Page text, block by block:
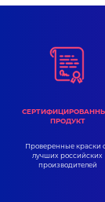
ПРОДУКТ
Проверенные краски
лучших российских
производителей